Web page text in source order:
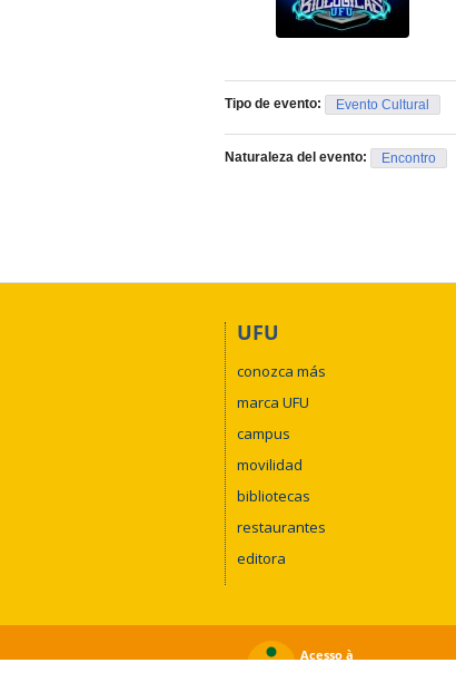
Tipo de evento: Evento Cultural
Naturaleza del evento: Encontro
UFU
conozca más
marca UFU
campus
movilidad
bibliotecas
restaurantes
editora